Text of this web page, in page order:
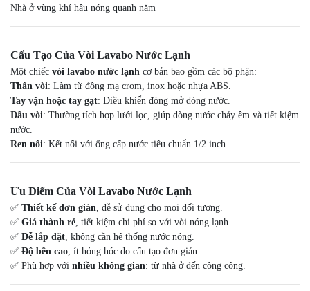
Nhà ở vùng khí hậu nóng quanh năm
Cấu Tạo Của Vòi Lavabo Nước Lạnh
Một chiếc vòi lavabo nước lạnh cơ bản bao gồm các bộ phận:
Thân vòi: Làm từ đồng mạ crom, inox hoặc nhựa ABS.
Tay vặn hoặc tay gạt: Điều khiển đóng mở dòng nước.
Đầu vòi: Thường tích hợp lưới lọc, giúp dòng nước chảy êm và tiết kiệm
nước.
Ren nối: Kết nối với ống cấp nước tiêu chuẩn 1/2 inch.
Ưu Điểm Của Vòi Lavabo Nước Lạnh
✅ Thiết kế đơn giản, dễ sử dụng cho mọi đối tượng.
✅ Giá thành rẻ, tiết kiệm chi phí so với vòi nóng lạnh.
✅ Dễ lắp đặt, không cần hệ thống nước nóng.
✅ Độ bền cao, ít hỏng hóc do cấu tạo đơn giản.
✅ Phù hợp với nhiều không gian: từ nhà ở đến công cộng.